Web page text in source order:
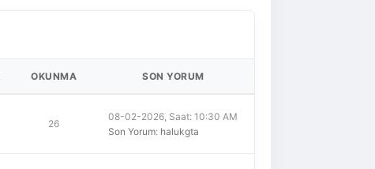
OKUNMA SON YORUM
26
08-02-2026, Saat: 10:30 AM
Son Yorum: halukgta